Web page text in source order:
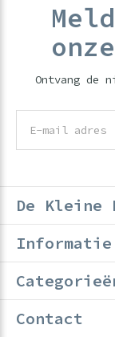
Ontvang de
De Kleine
Informatie
Contact